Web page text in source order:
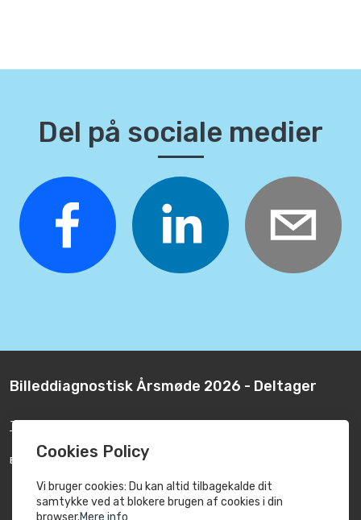
Del på sociale medier
Billeddiagnostisk Årsmøde 2026 - Deltager
Tilføj til kalender
BELIGGENHED
Radisson Blu Scandinavia
Amager Boulevard 70, 2300 København S
Cookies Policy
Vi bruger cookies: Du kan altid tilbagekalde dit
samtykke ved at blokere brugen af ​​cookies i din
browser.Mere info